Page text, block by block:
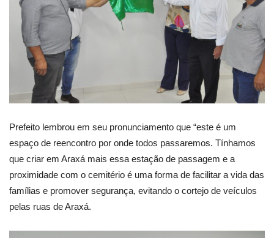
Prefeito lembrou em seu pronunciamento que “este é um
espaço de reencontro por onde todos passaremos. Tínhamos
que criar em Araxá mais essa estação de passagem e a
proximidade com o cemitério é uma forma de facilitar a vida das
famílias e promover segurança, evitando o cortejo de veículos
pelas ruas de Araxá.